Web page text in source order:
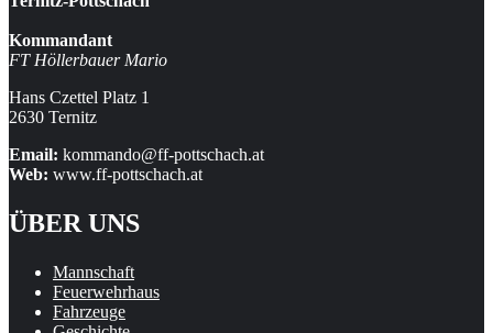
Kommandant
FT Höllerbauer Mario
Hans Czettel Platz 1
2630 Ternitz
Email: kommando@ff-pottschach.at
Web: www.ff-pottschach.at
ÜBER UNS
Mannschaft
Feuerwehrhaus
Fahrzeuge